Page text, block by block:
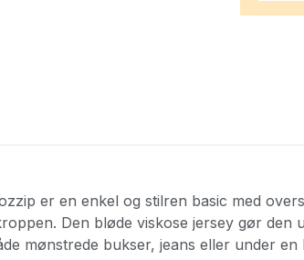
er en enkel og stilren basic med
Den bløde viskose jersey gør den
mønstrede bukser, jeans eller under en